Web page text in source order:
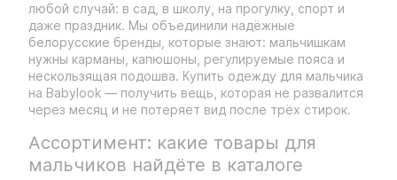
любой случай: в сад, в школу, на прогулку, спорт и
даже праздник. Мы объединили надёжные
белорусские бренды, которые знают: мальчишкам
нужны карманы, капюшоны, регулируемые пояса и
нескользящая подошва. Купить одежду для мальчика
на Babylook — получить вещь, которая не развалится
через месяц и не потеряет вид после трёх стирок.
Ассортимент: какие товары для
мальчиков найдёте в каталоге